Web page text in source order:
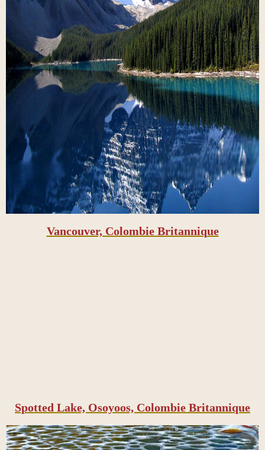
Vancouver, Colombie Britannique
Spotted Lake, Osoyoos, Colombie Britannique